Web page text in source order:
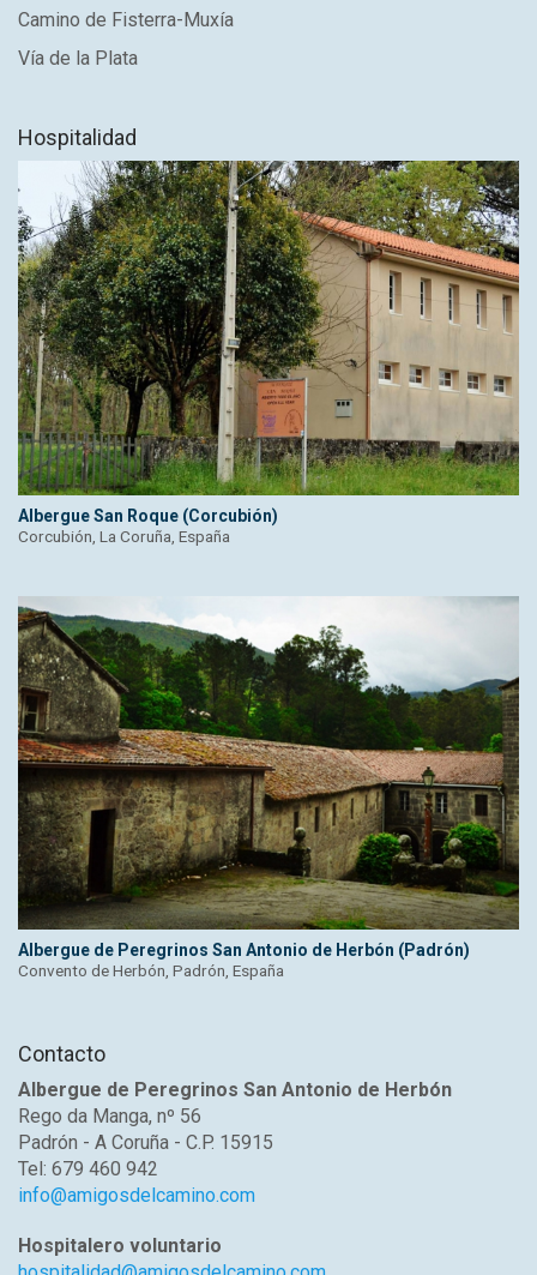
Camino de Fisterra-Muxía
Vía de la Plata
Hospitalidad
Albergue San Roque (Corcubión)
Corcubión, La Coruña, España
Albergue de Peregrinos San Antonio de Herbón (Padrón)
Convento de Herbón, Padrón, España
Contacto
Albergue de Peregrinos San Antonio de Herbón
Rego da Manga, nº 56
Padrón - A Coruña - C.P. 15915
Tel: 679 460 942
info@amigosdelcamino.com
Hospitalero voluntario